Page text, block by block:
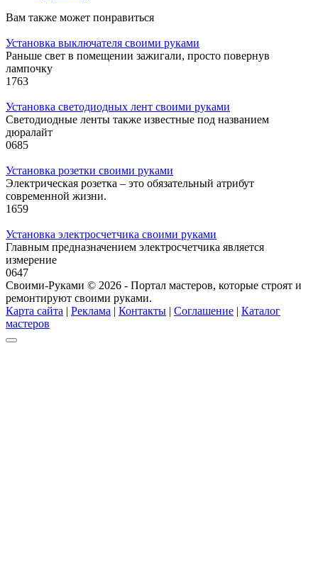
Вам также может понравиться
Установка выключателя своими руками
Раньше свет в помещении зажигали, просто повернув
лампочку
1 763
Установка светодиодных лент своими руками
Светодиодные ленты также известные под названием
дюралайт
0685
Установка розетки своими руками
Электрическая розетка – это обязательный атрибут
современной жизни.
1659
Установка электросчетчика своими руками
Главным предназначением электросчетчика является
измерение
0647
Своими-Руками © 2026 - Портал мастеров, которые строят и
ремонтируют своими руками.
Карта сайта | Реклама | Контакты | Соглашение | Каталог
мастеров